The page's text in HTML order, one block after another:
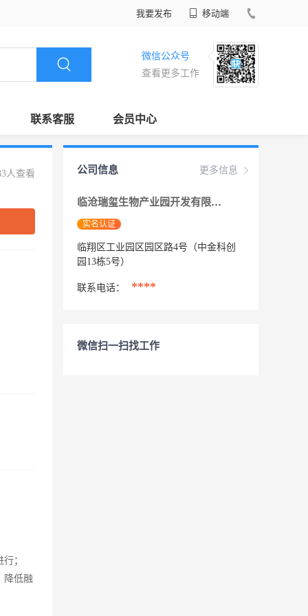
我要发布 移动端
微信公众号
查看更多工作
联系客服 会员中心
人查看
；
降低融
更多信息
公司信息
临沧瑞玺生物产业园开发有限公司
实名认证
临翔区工业园区园区路4号（中金科创
园13栋5号）
联系电话： ****
微信扫一扫找工作